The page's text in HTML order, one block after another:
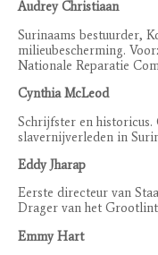
Audrey Christiaan
Surinaams bestuurder,
milieubescherming.
Nationale Reparatie
Cynthia McLeod
Schrijfster en historicus.
slavernijverleden in
Eddy Jharap
Eerste directeur van
Drager van het
Emmy Hart